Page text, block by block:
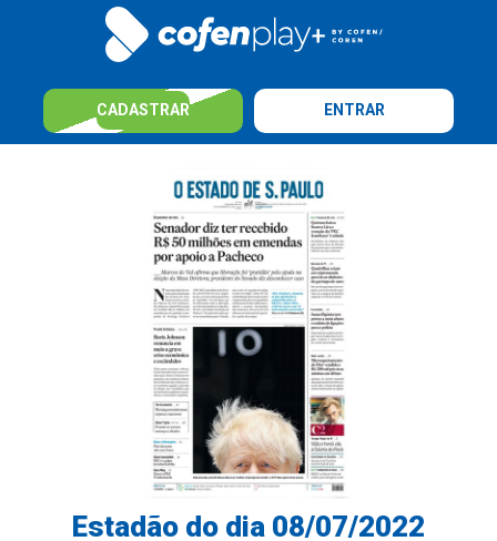
CADASTRAR ENTRAR
Estadão do dia 08/07/2022